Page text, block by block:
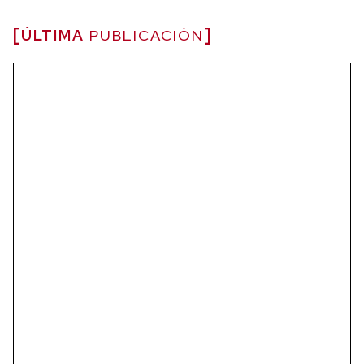
ÚLTIMA PUBLICACIÓN